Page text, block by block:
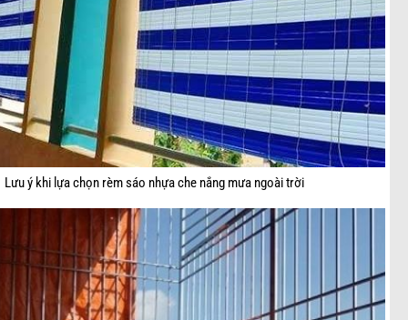
Lưu ý khi lựa chọn rèm sáo nhựa che nắng mưa ngoài trời